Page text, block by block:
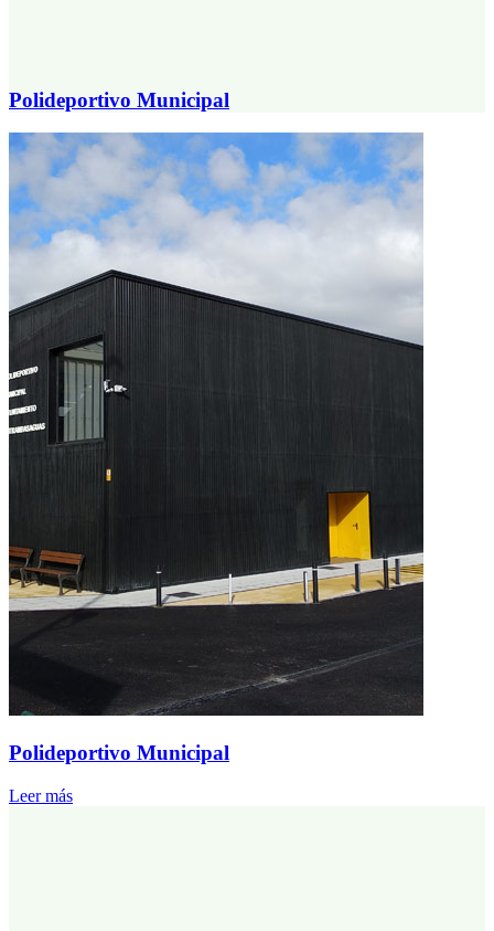
Polideportivo Municipal
Polideportivo Municipal
Leer más